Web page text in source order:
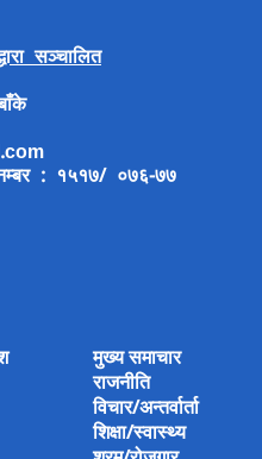
सञ्चालित
: १५१७/ ०७६-७७
मुख्य समाचार
राजनीति
विचार/अन्तर्वार्ता
शिक्षा/स्वास्थ्य